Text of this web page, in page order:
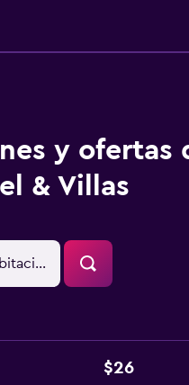
y ofertas
& Villas
$26